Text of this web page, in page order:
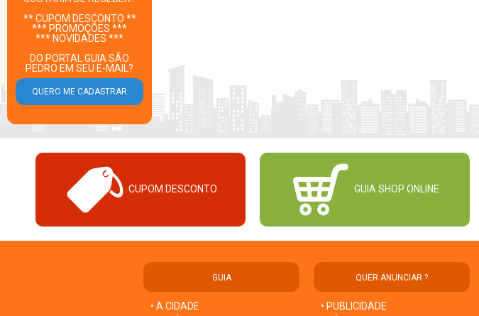
** CUPOM DESCONTO **
*** PROMOÇÕES ***
*** NOVIDADES ***
DO PORTAL GUIA SÃO
PEDRO EM SEU E-MAIL?
CUPOM DESCONTO GUIA SHOP ONLINE
GUIA
• A CIDADE
QUER ANUNCIAR ?
• PUBLICIDADE